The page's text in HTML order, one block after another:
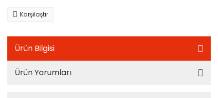
Karşılaştır
Ürün Bilgisi
Ürün Yorumları